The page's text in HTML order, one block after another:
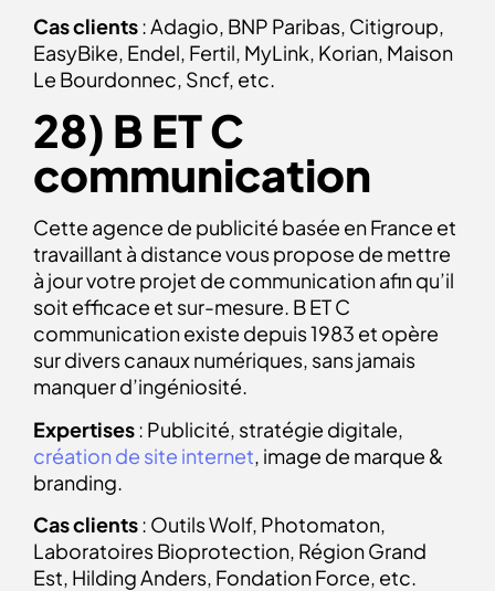
Cas clients: Adagio, BNP Paribas, Citigroup,
EasyBike, Endel, Fertil, MyLink, Korian, Maison
Le Bourdonnec, Sncf, etc.
28) B ET C
communication
Cette agence de publicité basée en France et
travaillant à distance vous propose de mettre
à jour votre projet de communication afin qu’il
soit efficace et sur-mesure. B ET C
communication existe depuis 1983 et opère
sur divers canaux numériques, sans jamais
manquer d’ingéniosité.
Expertises: Publicité, stratégie digitale,
création de site internet , image de marque &
branding.
Cas clients: Outils Wolf, Photomaton,
Laboratoires Bioprotection, Région Grand
Est, Hilding Anders, Fondation Force, etc.